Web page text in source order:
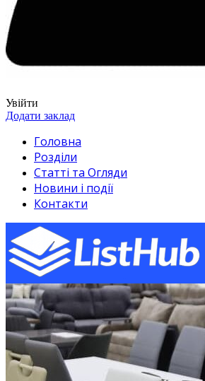
Увійти
Додати заклад
Головна
Розділи
Статті та Огляди
Новини і події
Контакти